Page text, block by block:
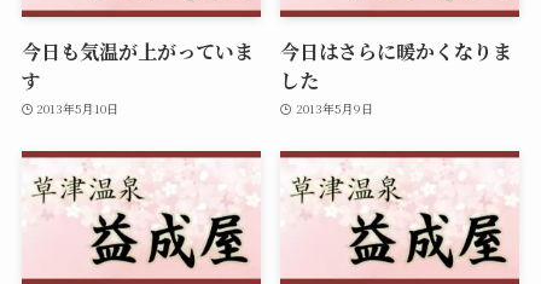
今日も気温が上がっていま
す
2013年5月10日
今日はさらに暖かくなりま
した
2013年5月9日